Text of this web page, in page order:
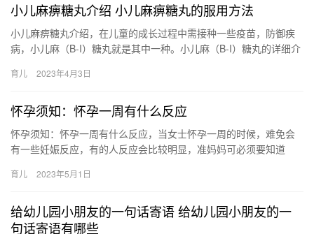
小儿麻痹糖丸介绍 小儿麻痹糖丸的服用方法
小儿麻痹糖丸介绍，在儿童的成长过程中需接种一些疫苗，防御疾
病，小儿麻（B-I）糖丸就是其中一种。小儿麻（B-I）糖丸的详细介
育儿 2023年4月3日
怀孕须知：怀孕一周有什么反应
怀孕须知：怀孕一周有什么反应，当女士怀孕一周的时候，难免会
有一些妊娠反应，有的人反应会比较明显，准妈妈可必须要知道
周孕…
育儿 2023年5月1日
给幼儿园小朋友的一句话寄语 给幼儿园小朋友的一
句话寄语有哪些